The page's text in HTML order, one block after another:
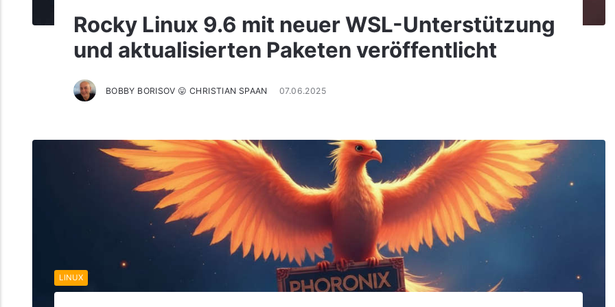
Rocky Linux 9.6 mit neuer WSL-Unterstützung
und aktualisierten Paketen veröffentlicht
BOBBY BORISOV 😛 CHRISTIAN SPAAN 07.06.2025
LINUX